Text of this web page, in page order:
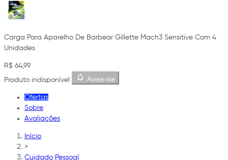
Carga Para Aparelho De Barbear Gillette Mach3 Sensitive Com 4
Unidades
R$ 64,99
Produto indisponível
Avise-me
Ofertas
Sobre
Avaliações
Início
>
Cuidado Pessoal